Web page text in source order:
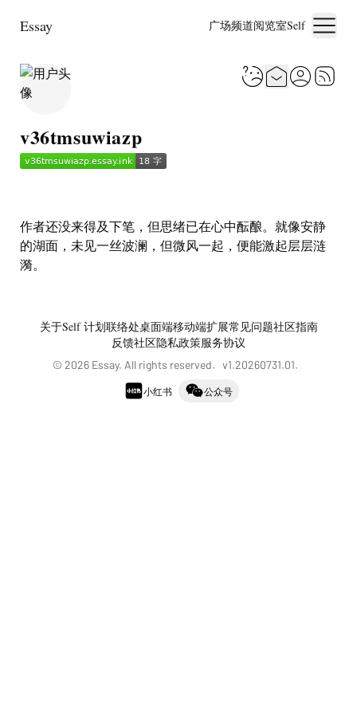
Essay 广场频道阅览室Self
v36tmsuwiazp
作者还没来得及下笔，但思绪已在心中酝酿。就像安静
的湖面，未见一丝波澜，但微风一起，便能激起层层涟
漪。
关于Self 计划联络处桌面端移动端扩展常见问题社区指南
反馈社区隐私政策服务协议
© 2026 Essay. All rights reserved. v1.20260731.01.
小红书 公众号